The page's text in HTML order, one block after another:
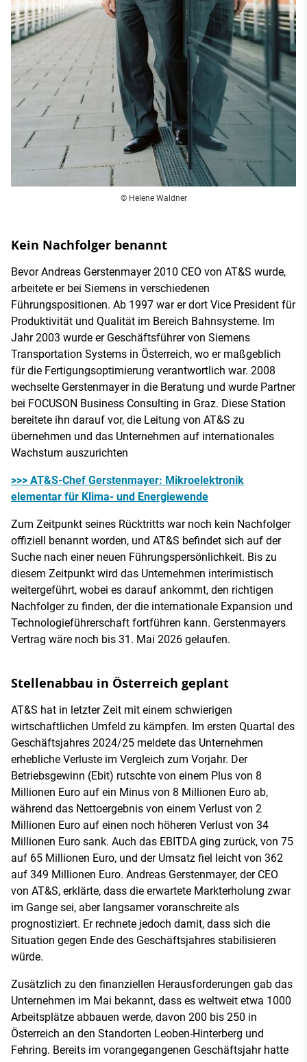
© Helene Waldner
Kein Nachfolger benannt
Bevor Andreas Gerstenmayer 2010 CEO von AT&S wurde,
arbeitete er bei Siemens in verschiedenen
Führungspositionen. Ab 1997 war er dort Vice President für
Produktivität und Qualität im Bereich Bahnsysteme. Im
Jahr 2003 wurde er Geschäftsführer von Siemens
Transportation Systems in Österreich, wo er maßgeblich
für die Fertigungsoptimierung verantwortlich war. 2008
wechselte Gerstenmayer in die Beratung und wurde Partner
bei FOCUSON Business Consulting in Graz. Diese Station
bereitete ihn darauf vor, die Leitung von AT&S zu
übernehmen und das Unternehmen auf internationales
Wachstum auszurichten​
>>> AT&S-Chef Gerstenmayer: Mikroelektronik
elementar für Klima- und Energiewende
Zum Zeitpunkt seines Rücktritts war noch kein Nachfolger
offiziell benannt worden, und AT&S befindet sich auf der
Suche nach einer neuen Führungspersönlichkeit​. Bis zu
diesem Zeitpunkt wird das Unternehmen interimistisch
weitergeführt, wobei es darauf ankommt, den richtigen
Nachfolger zu finden, der die internationale Expansion und
Technologieführerschaft fortführen kann​. Gerstenmayers
Vertrag wäre noch bis 31. Mai 2026 gelaufen.
Stellenabbau in Österreich geplant
AT&S hat in letzter Zeit mit einem schwierigen
wirtschaftlichen Umfeld zu kämpfen. Im ersten Quartal des
Geschäftsjahres 2024/25 meldete das Unternehmen
erhebliche Verluste im Vergleich zum Vorjahr. Der
Betriebsgewinn (Ebit) rutschte von einem Plus von 8
Millionen Euro auf ein Minus von 8 Millionen Euro ab,
während das Nettoergebnis von einem Verlust von 2
Millionen Euro auf einen noch höheren Verlust von 34
Millionen Euro sank. Auch das EBITDA ging zurück, von 75
auf 65 Millionen Euro, und der Umsatz fiel leicht von 362
auf 349 Millionen Euro. Andreas Gerstenmayer, der CEO
von AT&S, erklärte, dass die erwartete Markterholung zwar
im Gange sei, aber langsamer voranschreite als
prognostiziert. Er rechnete jedoch damit, dass sich die
Situation gegen Ende des Geschäftsjahres stabilisieren
würde.
Zusätzlich zu den finanziellen Herausforderungen gab das
Unternehmen im Mai bekannt, dass es weltweit etwa 1000
Arbeitsplätze abbauen werde, davon 200 bis 250 in
Österreich an den Standorten Leoben-Hinterberg und
Fehring. Bereits im vorangegangenen Geschäftsjahr hatte